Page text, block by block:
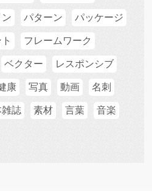
パターン パッケージ
フレームワーク
ベクター レスポンシブ
康 写真 動画 名刺
雑誌 素材 言葉 音楽